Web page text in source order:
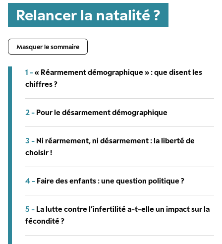
Relancer la natalité ?
Masquer le sommaire
1 -« Réarmement démographique » : que disent les
chiffres ?
2 - Pour le désarmement démographique
3 - Ni réarmement, ni désarmement : la liberté de
choisir !
4 - Faire des enfants : une question politique ?
5 - La lutte contre l’infertilité a-t-elle un impact sur la
fécondité ?